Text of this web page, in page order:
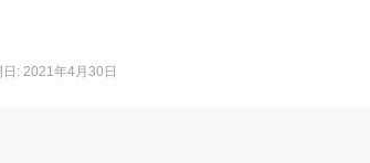
日: 2021年4月30日